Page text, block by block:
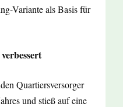
Variante als Basis für
Quartiersversorger
und stieß auf eine